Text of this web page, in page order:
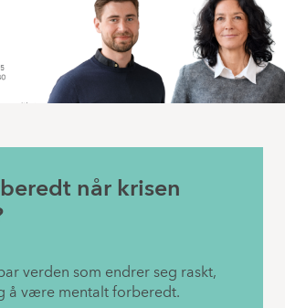
når krisen
verden som endrer seg raskt,
å være mentalt forberedt.